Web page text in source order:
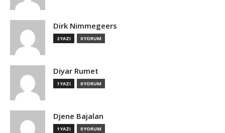
Dirk Nimmegeers
2 YAZI 0 YORUM
Diyar Rumet
1 YAZI 0 YORUM
Djene Bajalan
1 YAZI 0 YORUM